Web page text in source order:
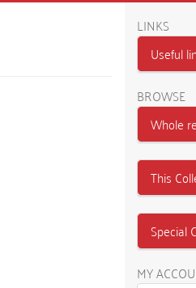
LINKS
Useful
BROWSE
Whole
This
Special
MY